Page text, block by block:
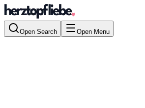
Open Search Open Menu